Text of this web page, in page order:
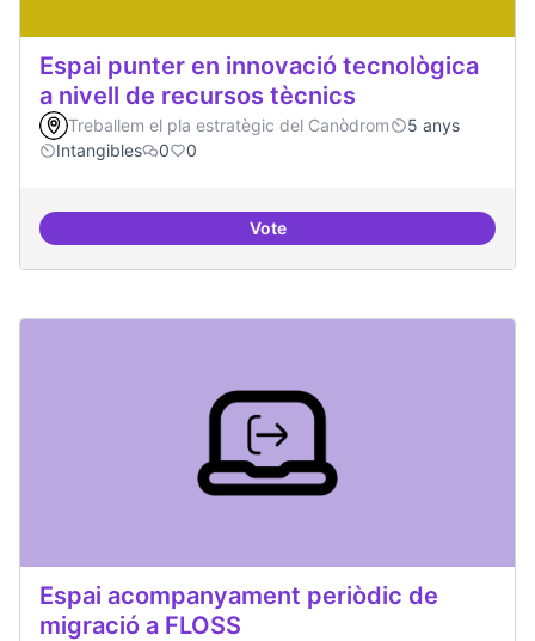
Espai punter en innovació tecnològica
a nivell de recursos tècnics
Treballem el pla estratègic del Canòdrom
5 anys
Intangibles
0 0
VoteEspai punter en innovació
Espai acompanyament periòdic de
migració a FLOSS